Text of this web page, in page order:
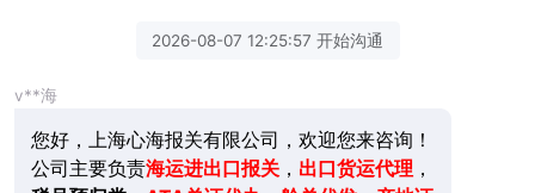
2026-08-07 12:25:57 开始沟通
v**海
您好，上海心海报关有限公司，欢迎您来咨询！
公司主要负责海运进出口报关， 出口货运代理 ，